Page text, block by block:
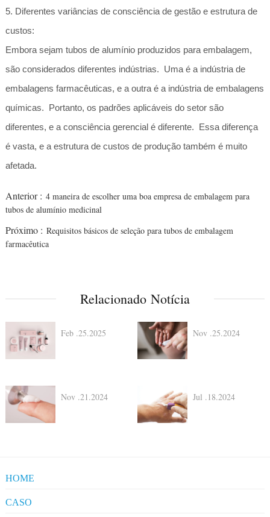
5. Diferentes variâncias de consciência de gestão e estrutura de
custos:
Embora sejam tubos de alumínio produzidos para embalagem,
são considerados diferentes indústrias. Uma é a indústria de
embalagens farmacêuticas, e a outra é a indústria de embalagens
químicas. Portanto, os padrões aplicáveis do setor são
diferentes, e a consciência gerencial é diferente. Essa diferença
é vasta, e a estrutura de custos de produção também é muito
afetada.
Anterior : 4 maneira de escolher uma boa empresa de embalagem para
tubos de alumínio medicinal
Próximo : Requisitos básicos de seleção para tubos de embalagem
farmacêutica
Relacionado Notícia
Feb .25.2025 Nov .25.2024
Nov .21.2024 Jul .18.2024
HOME
CASO